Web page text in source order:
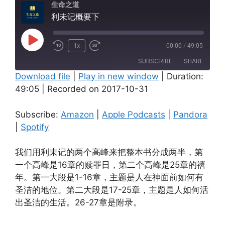
生命之道
利未记概要下
Play
1x 00:00 / 49:05
SUBSCRIBE SHARE
Amazon Apple Podcasts
RSS FEED
SHARE
LINK
EMBED
Download file Play in new window
Duration:
49:05
Recorded on 2017-10-31
Subscribe: Amazon Apple Podcasts
Pandora
Spotify
我们用利未记的两个高峰来把整本书分成两半，第
一个高峰是16章的赎罪日，第二个高峰是25章的禧
年。第一大段是1-16章，主题是人在神面前如何有
圣洁的地位。第二大段是17-25章，主题是人如何活
出圣洁的生活。26-27章是附录。